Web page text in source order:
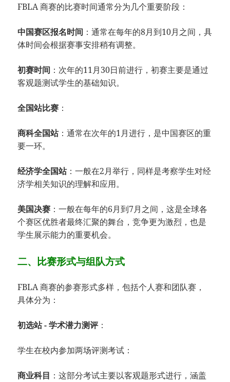
FBLA 商赛的比赛时间通常分为几个重要阶段：
中国赛区报名时间 ：通常在每年的8月到10月之间，具
体时间会根据赛事安排稍有调整。
初赛时间 ：次年的11月30日前进行，初赛主要是通过
客观题测试学生的基础知识。
全国站比赛 ：
商科全国站：通常在次年的1月进行，是中国赛区的重
要一环。
经济学全国站：一般在2月举行，同样是考察学生对经
济学相关知识的理解和应用。
美国决赛 ：一般在每年的6月到7月之间，这是全球各
个赛区优胜者最终汇聚的舞台，竞争更为激烈，也是
学生展示能力的重要机会。
二、比赛形式与组队方式
FBLA 商赛的参赛形式多样，包括个人赛和团队赛，
具体分为：
初选站 - 学术潜力测评：
学生在校内参加两场评测考试：
商业科目 ：这部分考试主要以客观题形式进行，涵盖